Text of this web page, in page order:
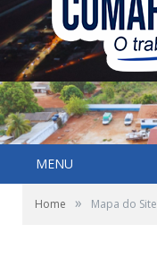
MENU
Home » Mapa do Site